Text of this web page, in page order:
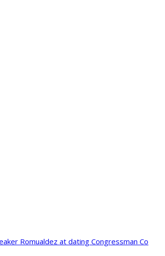
Romualdez at dating Congressman Co